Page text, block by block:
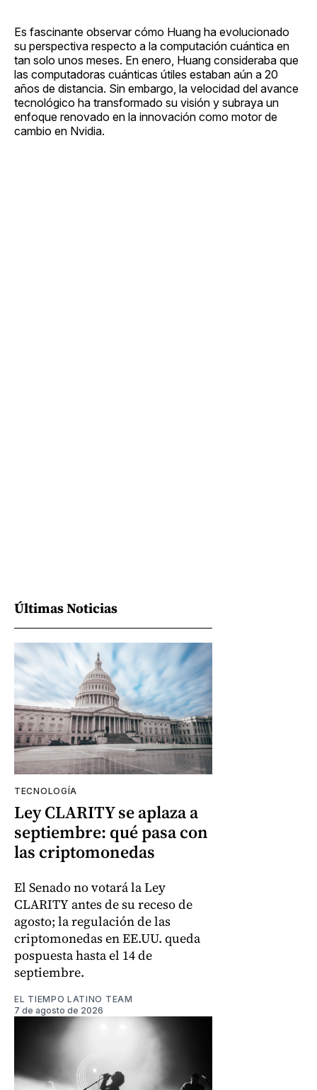
Es fascinante observar cómo Huang ha evolucionado
su perspectiva respecto a la computación cuántica en
tan solo unos meses. En enero, Huang consideraba que
las computadoras cuánticas útiles estaban aún a 20
años de distancia. Sin embargo, la velocidad del avance
tecnológico ha transformado su visión y subraya un
enfoque renovado en la innovación como motor de
cambio en Nvidia.
Últimas Noticias
TECNOLOGÍA
Ley CLARITY se aplaza a
septiembre: qué pasa con
las criptomonedas
El Senado no votará la Ley
CLARITY antes de su receso de
agosto; la regulación de las
criptomonedas en EE.UU. queda
pospuesta hasta el 14 de
septiembre.
EL TIEMPO LATINO TEAM
7 de agosto de 2026